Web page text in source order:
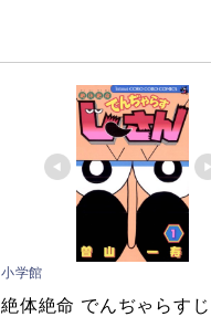
小学館
絶体絶命 でんぢゃらすじ